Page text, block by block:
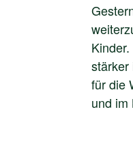
stärker
für die
und im